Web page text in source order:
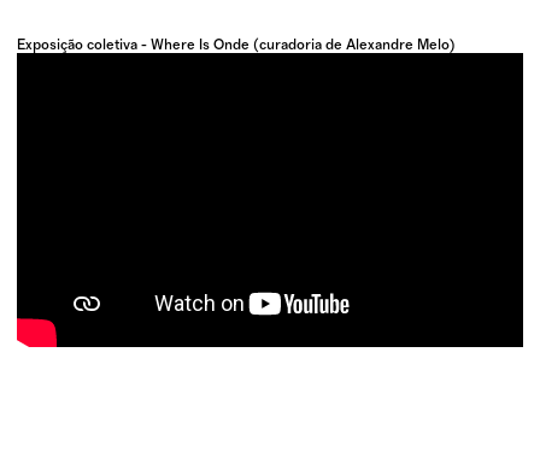
Exposição coletiva - Where Is Onde (curadoria de Alexandre Melo)